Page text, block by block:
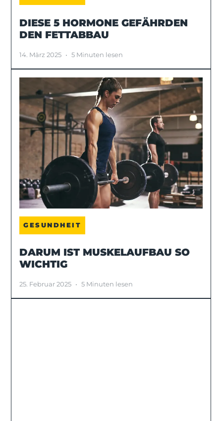
DIESE 5 HORMONE GEFÄHRDEN
DEN FETTABBAU
14. März 2025 • 5 Minuten lesen
GESUNDHEIT
DARUM IST MUSKELAUFBAU SO
WICHTIG
25. Februar 2025 • 5 Minuten lesen